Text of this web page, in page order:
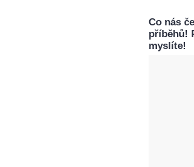
Co nás
příběhů!
myslíte!